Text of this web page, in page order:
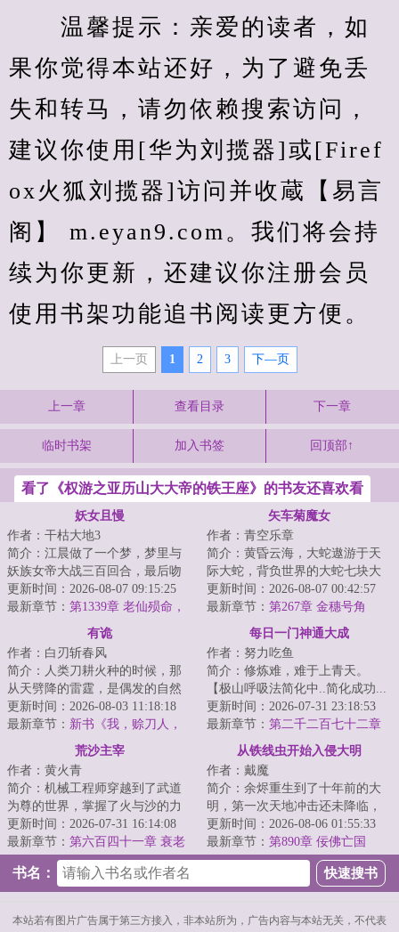
温馨提示：亲爱的读者，如
果你觉得本站还好，为了避免丢
失和转马，请勿依赖搜索访问，
建议你使用[华为刘揽器]或[Firef
ox火狐刘揽器]访问并收蔵【易言
阁】 m.eyan9.com。我们将会持
续为你更新，还建议你注册会员
使用书架功能追书阅读更方便。
上一页 1 2 3 下—页
上一章 查看目录 下一章
临时书架 加入书签 回顶部↑
看了《权游之亚历山大大帝的铁王座》的书友还喜欢看
妖女且慢
作者：干枯大地3
简介：江晨做了一个梦，梦里与
妖族女帝大战三百回合，最后吻
了女帝。本来以为只是一场梦，
没想到梦醒之后...
更新时间：2026-08-07 09:15:25
最新章节： 第1339章 老仙殒命，
矢车菊魔女
作者：青空乐章
简介：黄昏云海，大蛇遨游于天
际大蛇，背负世界的大蛇七块大
陆于蛇背之上起伏，亿万生灵随
之于云海飘摇这...
更新时间：2026-08-07 00:42:57
最新章节： 第267章 金穗号角
有诡
作者：白刃斩春风
简介：人类刀耕火种的时候，那
从天劈降的雷霆，是偶发的自然
现象，亦是鬼神的怒火。老者离
世以后，阳台上...
更新时间：2026-08-03 11:18:18
最新章节： 新书《我，赊刀人，
斗鬼神》已发
每日一门神通大成
作者：努力吃鱼
简介：修炼难，难于上青天。
【极山呼吸法简化中..简化成功...
极山呼吸法→呼吸!】陈斐深吸了
一口气。【极...
更新时间：2026-07-31 23:18:53
最新章节： 第二千二百七十二章
至强者
荒沙主宰
作者：黄火青
简介：机械工程师穿越到了武道
为尊的世界，掌握了火与沙的力
量。水切割、滑翔翼、枪械、航
发引擎、动力战...
更新时间：2026-07-31 16:14:08
最新章节： 第六百四十一章 衰老
从铁线虫开始入侵大明
作者：戴魔
简介：余烬重生到了十年前的大
明，第一次天地冲击还未降临，
万妖没有彻底复苏，倭寇还未彻
底携百鬼登陆，...
更新时间：2026-08-06 01:55:33
最新章节： 第890章 佞佛亡国
书名：
本站若有图片广告属于第三方接入，非本站所为，广告内容与本站无关，不代表